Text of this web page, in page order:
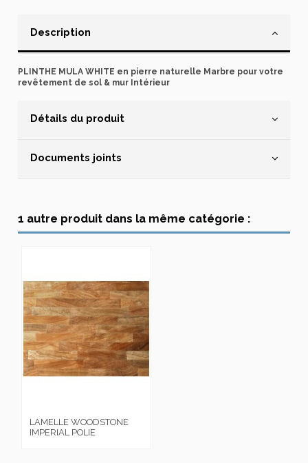
Description
PLINTHE MULA WHITE en pierre naturelle Marbre pour votre
revêtement de sol & mur Intérieur
Détails du produit
Documents joints
1 autre produit dans la même catégorie :
LAMELLE WOODSTONE
IMPERIAL POLIE